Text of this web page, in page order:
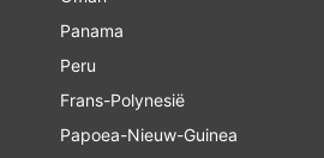
Panama
Peru
Frans-Polynesië
Papoea-Nieuw-Guinea